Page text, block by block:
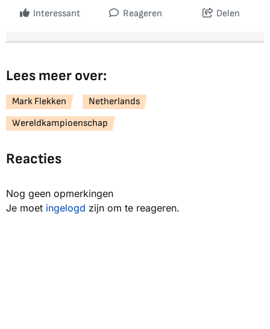
Interessant Reageren Delen
Lees meer over:
Mark Flekken
Netherlands
Wereldkampioenschap
Reacties
Nog geen opmerkingen
Je moet ingelogd zijn om te reageren.